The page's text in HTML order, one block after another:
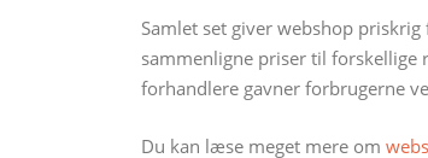
Samlet set giver webshop
sammenligne priser til forskellige
forhandlere gavner forbrugerne
Du kan læse meget mere om